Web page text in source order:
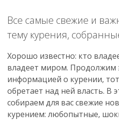
Все самые свежие и
тему курения,
Хорошо известно: кто
владеет миром. Продолжим
информацией о курении,
обретает над ней власть. В
собираем для вас свежие
курением: любопытные,